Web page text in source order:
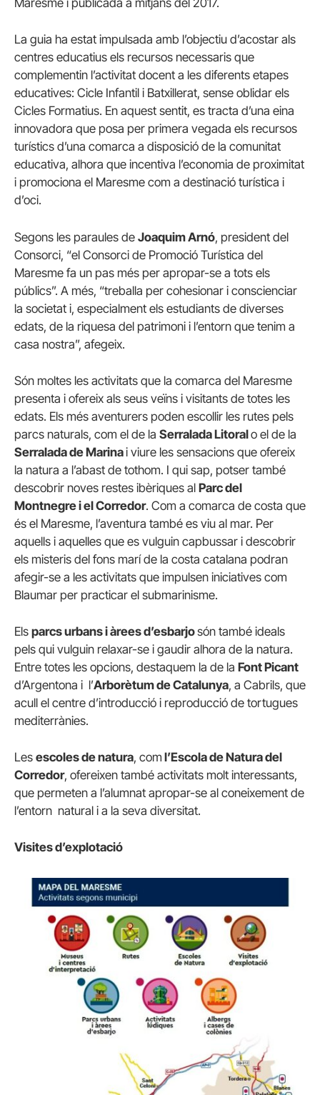
Maresme i publicada a mitjans del 2017.
La guia ha estat impulsada amb l’objectiu d’acostar als
centres educatius els recursos necessaris que
complementin l’activitat docent a les diferents etapes
educatives: Cicle Infantil i Batxillerat, sense oblidar els
Cicles Formatius. En aquest sentit, es tracta d’una eina
innovadora que posa per primera vegada els recursos
turístics d’una comarca a disposició de la comunitat
educativa, alhora que incentiva l’economia de proximitat
i promociona el Maresme com a destinació turística i
d’oci.
Segons les paraules de Joaquim Arnó, president del
Consorci, “el Consorci de Promoció Turística del
Maresme fa un pas més per apropar-se a tots els
públics”. A més, “treballa per cohesionar i conscienciar
la societat i, especialment els estudiants de diverses
edats, de la riquesa del patrimoni i l’entorn que tenim a
casa nostra”, afegeix.
Són moltes les activitats que la comarca del Maresme
presenta i ofereix als seus veïns i visitants de totes les
edats. Els més aventurers poden escollir les rutes pels
parcs naturals, com el de la Serralada Litoralo el de la
Serralada de Marinai viure les sensacions que ofereix
la natura a l’abast de tothom. I qui sap, potser també
descobrir noves restes ibèriques al Parc del
Montnegre i el Corredor. Com a comarca de costa que
és el Maresme, l’aventura també es viu al mar. Per
aquells i aquelles que es vulguin capbussar i descobrir
els misteris del fons marí de la costa catalana podran
afegir-se a les activitats que impulsen iniciatives com
Blaumar per practicar el submarinisme.
Els parcs urbans i àrees d’esbarjosón també ideals
pels qui vulguin relaxar-se i gaudir alhora de la natura.
Entre totes les opcions, destaquem la de la Font Picant
d’Argentona i l’Arborètum de Catalunya, a Cabrils, que
acull el centre d’introducció i reproducció de tortugues
mediterrànies.
Les escoles de natura, com l’Escola de Natura del
Corredor, ofereixen també activitats molt interessants,
que permeten a l’alumnat apropar-se al coneixement de
l’entorn natural i a la seva diversitat.
Visites d’explotació